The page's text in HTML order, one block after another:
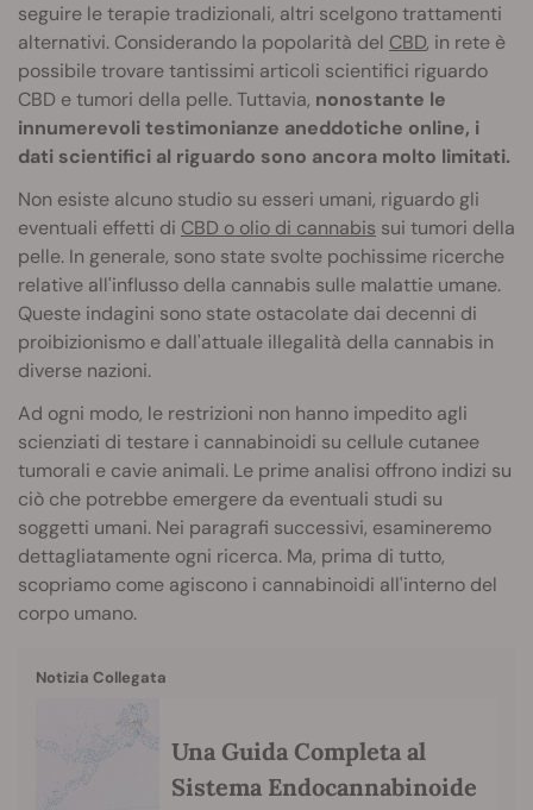
seguire le terapie tradizionali, altri scelgono trattamenti
alternativi. Considerando la popolarità del CBD, in rete è
possibile trovare tantissimi articoli scientifici riguardo
CBD e tumori della pelle. Tuttavia, nonostante le
innumerevoli testimonianze aneddotiche online, i
dati scientifici al riguardo sono ancora molto limitati.
Non esiste alcuno studio su esseri umani, riguardo gli
eventuali effetti di CBD o olio di cannabis sui tumori della
pelle. In generale, sono state svolte pochissime ricerche
relative all'influsso della cannabis sulle malattie umane.
Queste indagini sono state ostacolate dai decenni di
proibizionismo e dall'attuale illegalità della cannabis in
diverse nazioni.
Ad ogni modo, le restrizioni non hanno impedito agli
scienziati di testare i cannabinoidi su cellule cutanee
tumorali e cavie animali. Le prime analisi offrono indizi su
ciò che potrebbe emergere da eventuali studi su
soggetti umani. Nei paragrafi successivi, esamineremo
dettagliatamente ogni ricerca. Ma, prima di tutto,
scopriamo come agiscono i cannabinoidi all'interno del
corpo umano.
Notizia Collegata
Una Guida Completa al
Sistema Endocannabinoide